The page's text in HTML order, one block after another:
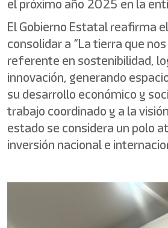
el próximo año 2025 en la
El Gobierno Estatal reafirma
consolidar a “La tierra que
referente en sostenibilidad,
innovación, generando
su desarrollo económico y
trabajo coordinado y a la
estado se considera un polo
inversión nacional e